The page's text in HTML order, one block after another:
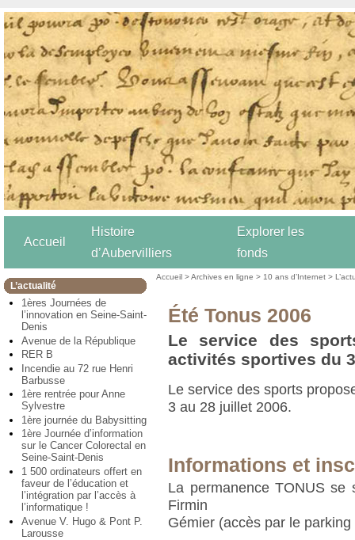
Accueil
Histoire
d’Aubervilliers
Explorer les
fonds
L’actualité
1ères Journées de
l’innovation en Seine-Saint-
Denis
Avenue de la République
RER B
Incendie au 72 rue Henri
Barbusse
1ère rentrée pour Anne
Sylvestre
1ère journée du Babysitting
1ère Journée d’information
sur le Cancer Colorectal en
Seine-Saint-Denis
1 500 ordinateurs offert en
faveur de l’éducation et
l’intégration par l’accès à
l’informatique !
Avenue V. Hugo & Pont P.
Larousse
Accueil >Archives en ligne > 10 ans d’Internet >
Été Tonus 2006
Le service des
activités sportives du
Le service des sports
3 au 28 juillet 2006.
Informations et
La permanence TONUS se
Firmin
Gémier (accès par le